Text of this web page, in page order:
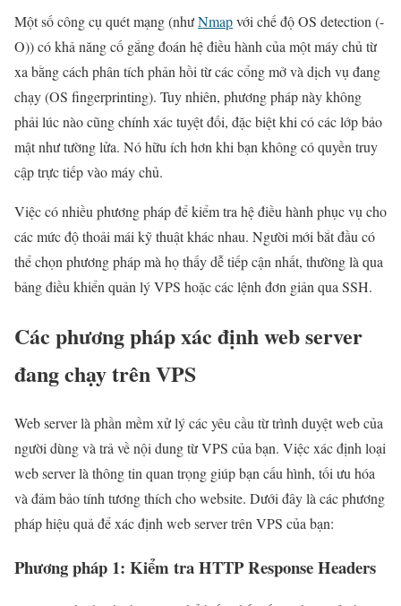
Một số công cụ quét mạng (nhưNmapvới chế độ OS detection (-
O)) có khả năng cố gắng đoán hệ điều hành của một máy chủ từ
xa bằng cách phân tích phản hồi từ các cổng mở và dịch vụ đang
chạy (OS fingerprinting). Tuy nhiên, phương pháp này không
phải lúc nào cũng chính xác tuyệt đối, đặc biệt khi có các lớp bảo
mật như tường lửa. Nó hữu ích hơn khi bạn không có quyền truy
cập trực tiếp vào máy chủ.
Việc có nhiều phương pháp để kiểm tra hệ điều hành phục vụ cho
các mức độ thoải mái kỹ thuật khác nhau. Người mới bắt đầu có
thể chọn phương pháp mà họ thấy dễ tiếp cận nhất, thường là qua
bảng điều khiển quản lý VPS hoặc các lệnh đơn giản qua SSH.
Các phương pháp xác định web server
đang chạy trên VPS
Web server là phần mềm xử lý các yêu cầu từ trình duyệt web của
người dùng và trả về nội dung từ VPS của bạn. Việc xác định loại
web server là thông tin quan trọng giúp bạn cấu hình, tối ưu hóa
và đảm bảo tính tương thích cho website. Dưới đây là các phương
pháp hiệu quả để xác định web server trên VPS của bạn:
Phương pháp 1: Kiểm tra HTTP Response Headers